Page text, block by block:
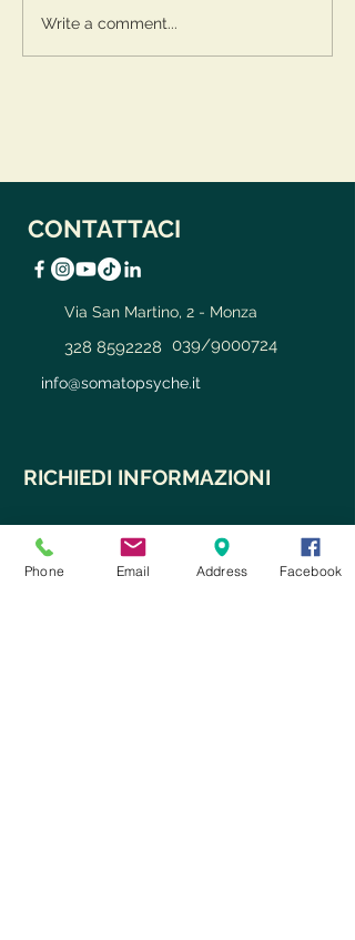
Write a comment...
CONTATTACI
Via San Martino, 2 - Monza
328 8592228 039/9000724
info@somatopsyche.it
RICHIEDI INFORMAZIONI
Phone Email Address Facebook